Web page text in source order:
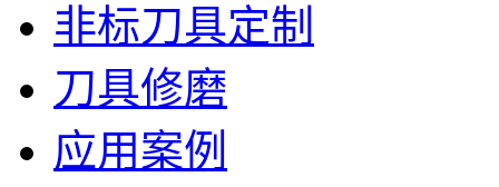
非标刀具定制
刀具修磨
应用案例